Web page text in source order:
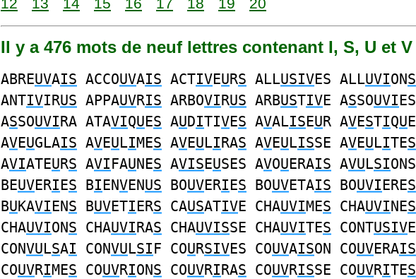
Il y a 476 mots de neuf lettres contenant I, S, U et V
ABREUVAIS ACCOUVAIS ACTIVEURS ALLUSIVES ALLUVIONS
ANTIVIRUS APPAUVRIS ARBOVIRUS ARBUSTIVE ASSOUVIES
ASSOUVIRA ATAVIQUES AUDITIVES AVALISEUR AVESTIQUE
AVEUGLAIS AVEULIMES AVEULIRAS AVEULISSE AVEULITES
AVIATEURS AVIFAUNES AVISEUSES AVOUERAIS AVULSIONS
BEUVERIES BIENVENUS BOUVERIES BOUVETAIS BOUVIERES
BUKAVIENS BUVETIERS CAUSATIVE CHAUVIMES CHAUVINES
CHAUVIONS CHAUVIRAS CHAUVISSE CHAUVITES CONTUSIVE
CONVULSAI CONVULSIF COURSIVES COUVAISON COUVERAIS
COUVRIMES COUVRIONS COUVRIRAS COUVRISSE COUVRITES